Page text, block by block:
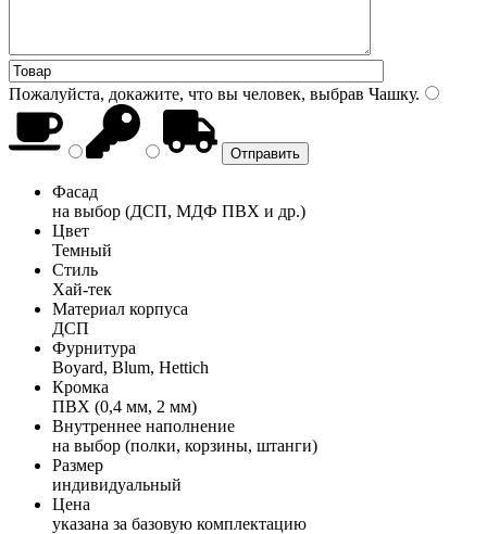
Пожалуйста, докажите, что вы человек, выбрав Чашку.
Фасад
на выбор (ДСП, МДФ ПВХ и др.)
Цвет
Темный
Стиль
Хай-тек
Материал корпуса
ДСП
Фурнитура
Boyard, Blum, Hettich
Кромка
ПВХ (0,4 мм, 2 мм)
Внутреннее наполнение
на выбор (полки, корзины, штанги)
Размер
индивидуальный
Цена
указана за базовую комплектацию